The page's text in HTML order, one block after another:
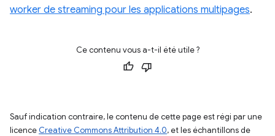
worker de streaming pour les applications multipages.
Ce contenu vous a-t-il été utile ?
Sauf indication contraire, le contenu de cette page est régi par une
licence Creative Commons Attribution 4.0, et les échantillons de